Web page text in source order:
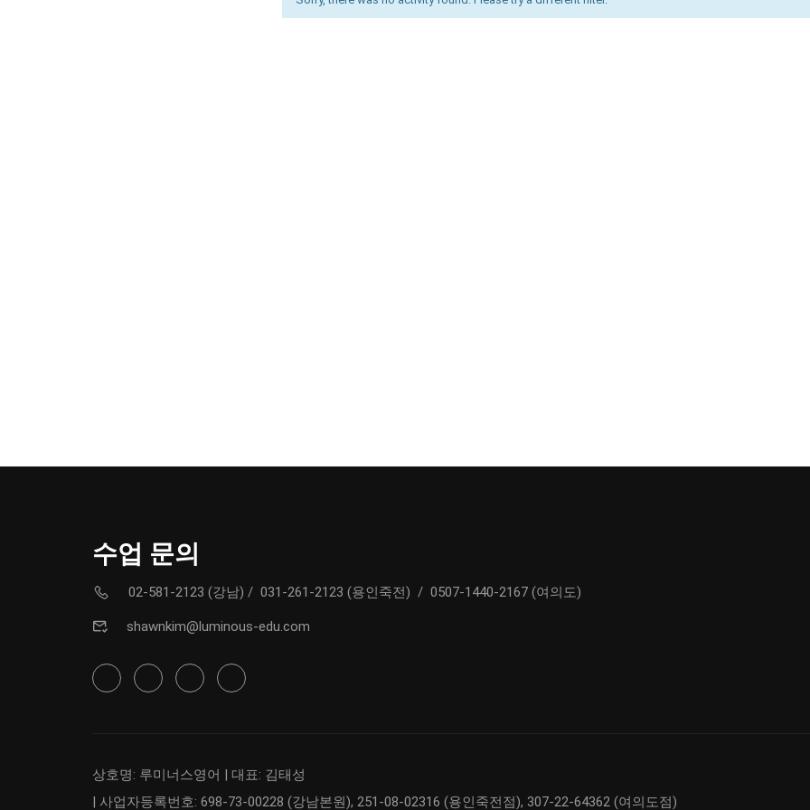
수업 문의
02-581-2123 (강남) / 031-261-2123 (용인죽전) / 0507-1440-2167 (여의도)
shawnkim@luminous-edu.com
상호명: 루미너스영어 | 대표: 김태성
| 사업자등록번호: 698-73-00228 (강남본원), 251-08-02316 (용인죽전점), 307-22-64362 (여의도점)